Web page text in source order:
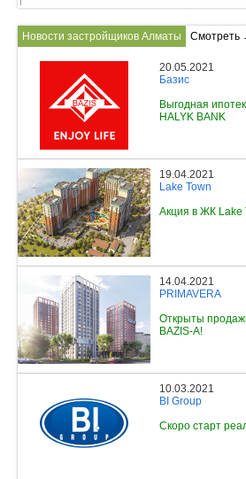
Новости застройщиков Алматы Смотреть
20.05.2021
Базис
Выгодная
HALYK BANK
19.04.2021
Lake Town
Акция в ЖК Lake
14.04.2021
PRIMAVERA
Открыты
BAZIS-A!
10.03.2021
BI Group
Скоро старт